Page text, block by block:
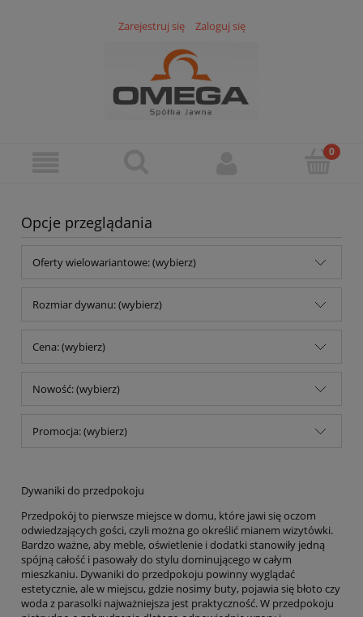
Zarejestruj się Zaloguj się
Opcje przeglądania
Oferty wielowariantowe: (wybierz)
Rozmiar dywanu: (wybierz)
Cena: (wybierz)
Nowość: (wybierz)
Promocja: (wybierz)
Dywaniki do przedpokoju
Przedpokój to pierwsze miejsce w domu, które jawi się oczom
odwiedzających gości, czyli można go określić mianem wizytówki.
Bardzo ważne, aby meble, oświetlenie i dodatki stanowiły jedną
spójną całość i pasowały do stylu dominującego w całym
mieszkaniu. Dywaniki do przedpokoju powinny wyglądać
estetycznie, ale w miejscu, gdzie nosimy buty, pojawia się błoto czy
woda z parasolki najważniejsza jest praktyczność. W przedpokoju